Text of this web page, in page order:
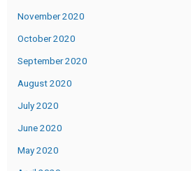
November 2020
October 2020
September 2020
August 2020
July 2020
June 2020
May 2020